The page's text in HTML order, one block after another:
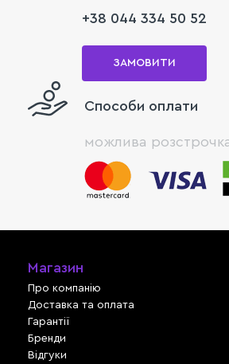
+38 044 334 50 52
ЗАМОВИТИ
Способи оплати
можлива
Магазин
Про компанію
Доставка та оплата
Гарантії
Бренди
Відгуки